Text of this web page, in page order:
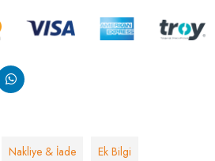
Nakliye & İade Ek Bilgi